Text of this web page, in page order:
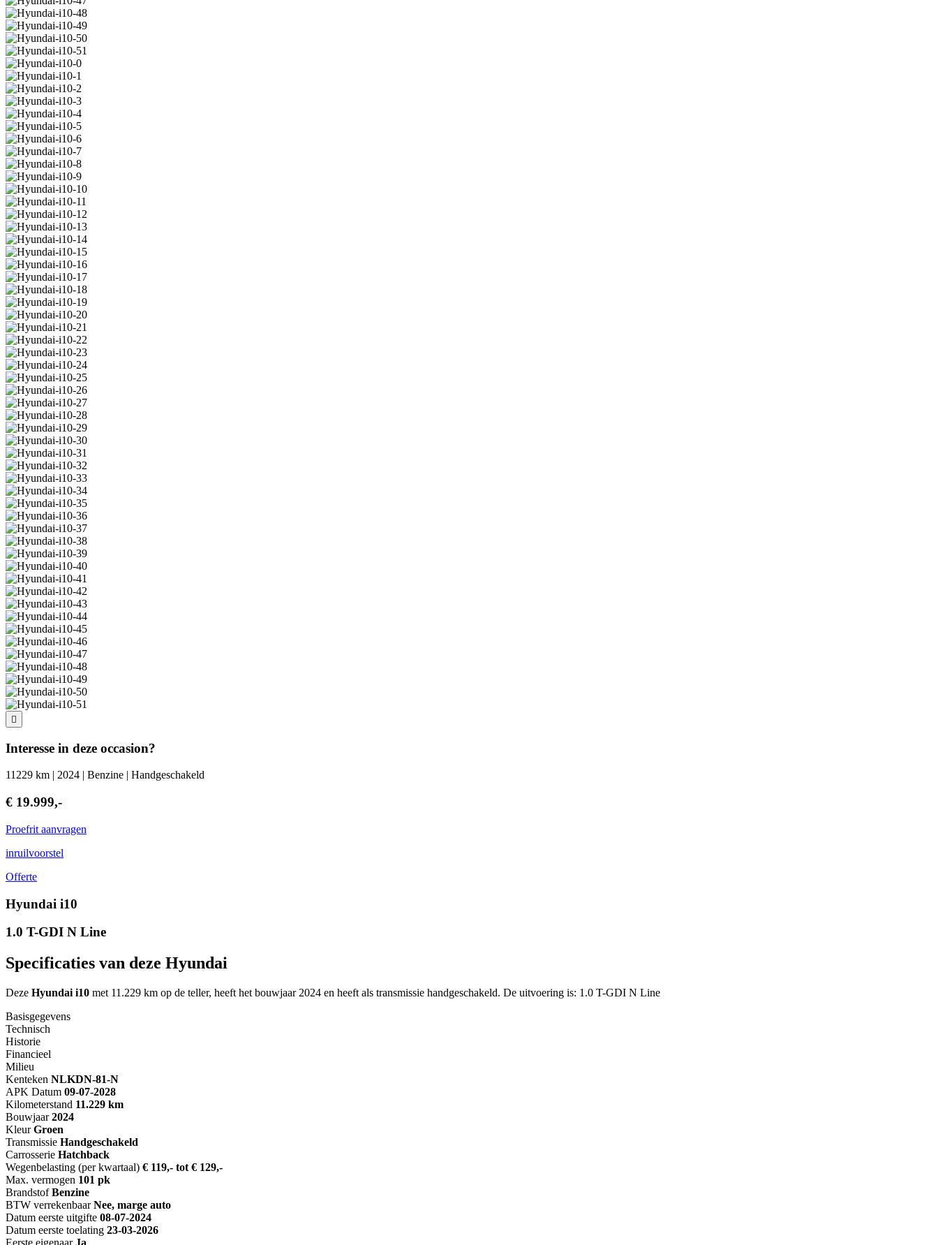
Interesse in deze occasion?
11229 km | 2024 | Benzine | Handgeschakeld
€ 19.999,-
Proefrit aanvragen
inruilvoorstel
Offerte
Hyundai i10
1.0 T-GDI N Line
Specificaties van deze Hyundai
Deze Hyundai i10 met 11.229 km op de teller, heeft het bouwjaar 2024 en heeft als transmissie handgeschakeld. De uitvoering is: 1.0 T-GDI N Line
Basisgegevens
Technisch
Historie
Financieel
Milieu
Kenteken NLKDN-81-N
APK Datum 09-07-2028
Kilometerstand 11.229 km
Bouwjaar 2024
Kleur Groen
Transmissie Handgeschakeld
Carrosserie Hatchback
Wegenbelasting (per kwartaal) € 119,- tot € 129,-
Max. vermogen 101 pk
Brandstof Benzine
BTW verrekenbaar Nee, marge auto
Datum eerste uitgifte 08-07-2024
Datum eerste toelating 23-03-2026